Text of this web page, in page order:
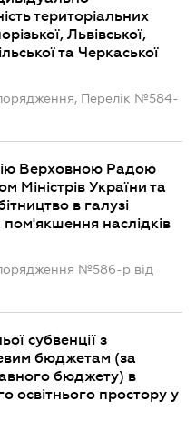
територіальних
Львівської,
та Черкаської
Перелік №584-
Верховною Радою
Міністрів України та
в галузі
наслідків
№586-р від
субвенції з
бюджетам (за
бюджету) в
освітнього простору у